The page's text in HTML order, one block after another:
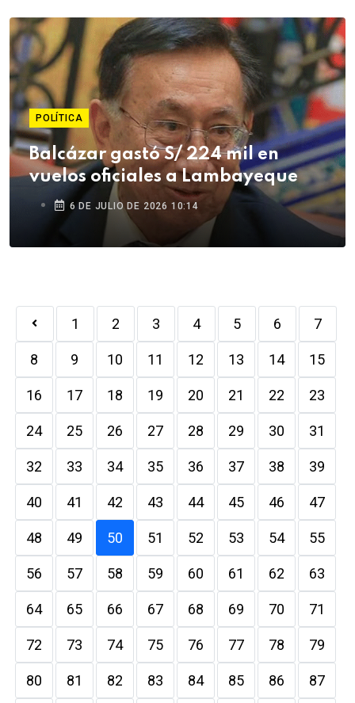
POLÍTICA
Balcázar gastó S/ 224 mil en
vuelos oficiales a Lambayeque
6 DE JULIO DE 2026 10:14
1 2 3 4 5 6 7
8 9 10 11 12 13 14 15
16 17 18 19 20 21 22 23
24 25 26 27 28 29 30 31
32 33 34 35 36 37 38 39
40 41 42 43 44 45 46 47
48 49 50 51 52 53 54 55
56 57 58 59 60 61 62 63
64 65 66 67 68 69 70 71
72 73 74 75 76 77 78 79
80 81 82 83 84 85 86 87